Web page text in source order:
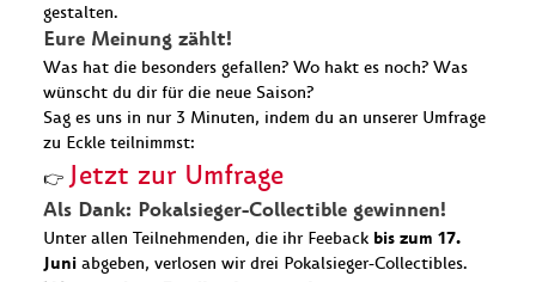
gestalten.
Eure Meinung zählt!
Was hat die besonders gefallen? Wo hakt es noch? Was
wünscht du dir für die neue Saison?
Sag es uns in nur 3 Minuten, indem du an unserer Umfrage
zu Eckle teilnimmst:
👉 Jetzt zur Umfrage
Als Dank: Pokalsieger-Collectible gewinnen!
Unter allen Teilnehmenden, die ihr Feeback bis zum 17.
Juni abgeben, verlosen wir drei Pokalsieger-Collectibles.